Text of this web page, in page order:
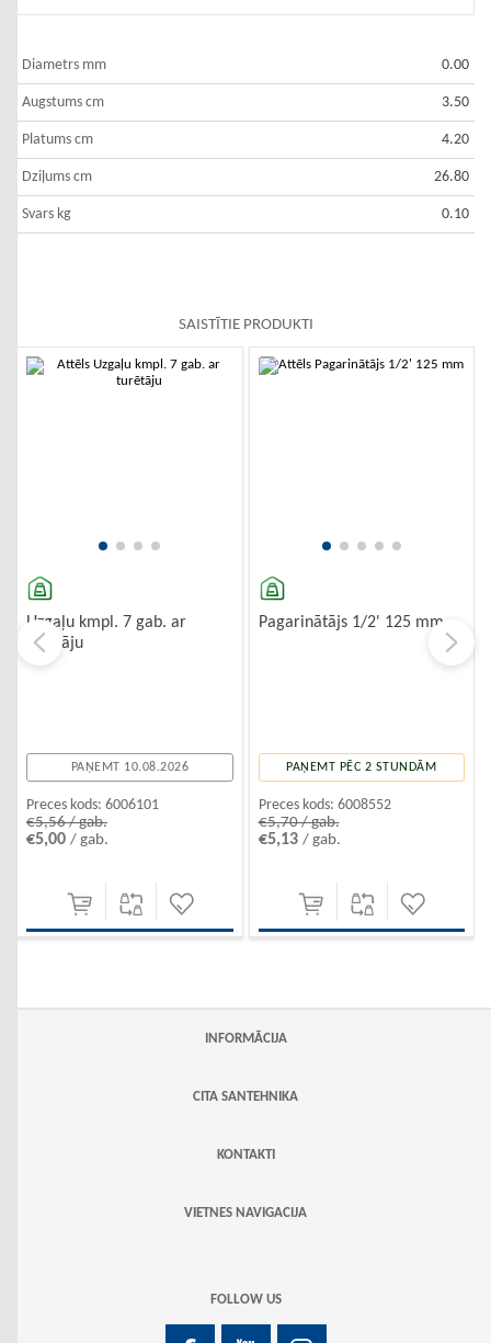
Diametrs mm 0.00
Augstums cm 3.50
Platums cm 4.20
Dziļums cm 26.80
Svars kg 0.10
SAISTĪTIE PRODUKTI
Uzgaļu kmpl. 7 gab. ar
turētāju
PAŅEMT 10.08.2026
Preces kods: 6006101
€5,56 / gab.
€5,00 / gab.
Pagarinātājs 1/2' 125 mm
PAŅEMT PĒC 2 STUNDĀM
Preces kods: 6008552
€5,70 / gab.
€5,13 / gab.
INFORMĀCIJA
CITA SANTEHNIKA
KONTAKTI
VIETNES NAVIGACIJA
FOLLOW US